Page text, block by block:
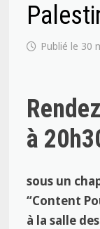
30
à
sous un
“Content
à la salle